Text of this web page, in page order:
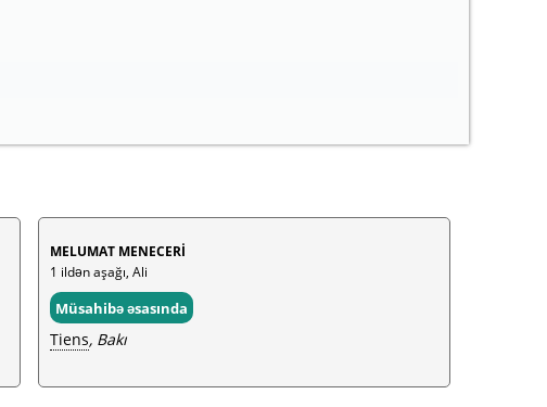
MELUMAT MENECERİ
1 ildən aşağı, Ali
Müsahibə əsasında
Tiens, Bakı